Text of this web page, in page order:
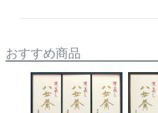
おすすめ商品